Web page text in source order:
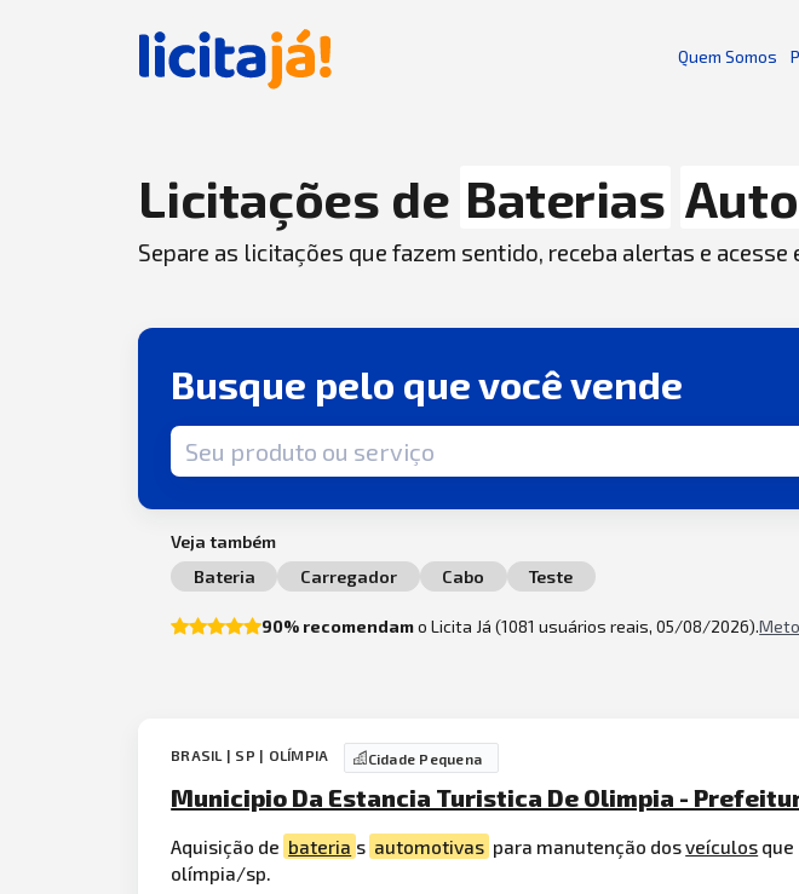
Quem Somos
Licitações de Baterias
Separe as licitações que fazem sentido, receba alertas e
Busque pelo que você vende
Termo de busca
Veja também
Bateria
Carregador Cabo Teste
90% recomendamo Licita Já (1081 usuários reais, 05/08/2026).
BRASIL | SP | OLÍMPIA Cidade Pequena
Municipio Da Estancia Turistica De Olimpia -
Aquisição de bateria s automotivas para manutenção dosveículos
olímpia/sp.